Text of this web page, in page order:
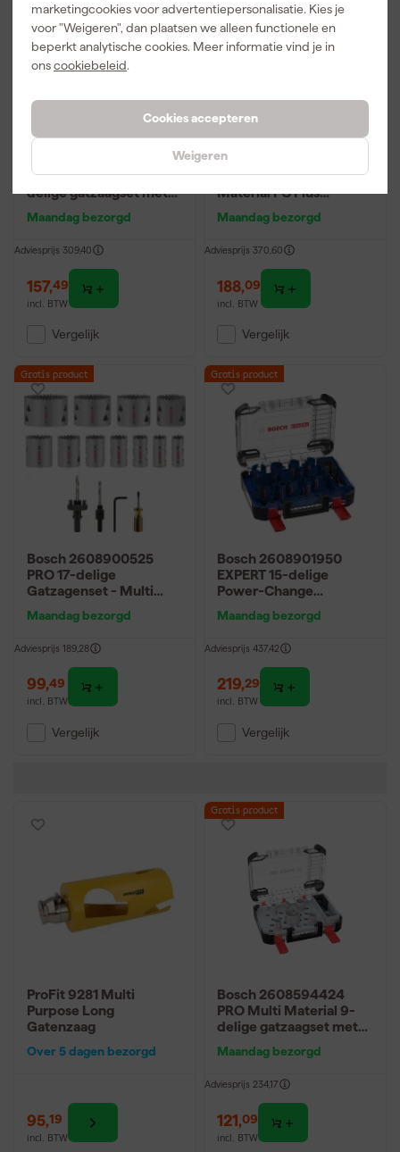
marketingcookies voor advertentiepersonalisatie. Kies je
voor "Weigeren", dan plaatsen we alleen functionele en
beperkt analytische cookies. Meer informatie vind je in
onscookiebeleid.
Cookies accepteren
Weigeren
PRO Multi Material 14-
delige gatzaagset met
Maandag bezorgd
Adviesprijs 309,40
157,49
incl. BTW
Vergelijk
Bosch 2608594433
PRO 13-delige Multi
Material PC Plus
32,41,51,73,76,83,86mm
Maandag bezorgd
Adviesprijs 370,60
188,09
incl. BTW
Vergelijk
Gratis product
Bosch 2608900525
PRO 17-delige
Gatzagenset - Multi
19,22,25,29,35,38,44,51,
Maandag bezorgd
Adviesprijs 189,28
99,49
incl. BTW
Vergelijk
Gratis product
Bosch 2608901950
EXPERT 15-delige
Power-Change
Construction Material
20/22/25/32/35/40/4
4/51/60/68/76mm
Maandag bezorgd
Adviesprijs 437,42
219,29
incl. BTW
Vergelijk
ProFit 9281 Multi
Purpose Long
Gatenzaag
Over 5 dagen bezorgd
95,19
incl. BTW
Gratis product
Bosch 2608594424
PRO Multi Material 9-
delige gatzaagset met
Maandag bezorgd
Adviesprijs 234,17
121,09
incl. BTW